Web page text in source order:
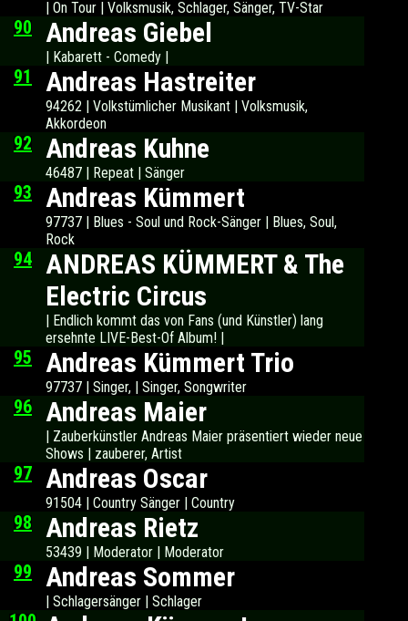
| On Tour | Volksmusik, Schlager, Sänger, TV-Star
90 Andreas Giebel
| Kabarett - Comedy |
91 Andreas Hastreiter
94262 | Volkstümlicher Musikant | Volksmusik,
Akkordeon
92 Andreas Kuhne
46487 | Repeat | Sänger
93 Andreas Kümmert
97737 | Blues - Soul und Rock-Sänger | Blues, Soul,
Rock
94
ANDREAS KÜMMERT & The
Electric Circus
| Endlich kommt das von Fans (und Künstler) lang
ersehnte LIVE-Best-Of Album! |
95 Andreas Kümmert Trio
97737 | Singer, | Singer, Songwriter
96 Andreas Maier
| Zauberkünstler Andreas Maier präsentiert wieder neue
Shows | zauberer, Artist
97 Andreas Oscar
91504 | Country Sänger | Country
98 Andreas Rietz
53439 | Moderator | Moderator
99 Andreas Sommer
| Schlagersänger | Schlager